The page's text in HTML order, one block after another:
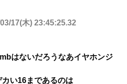
17(木) 23:45:25.32
はないだろうなあイヤホンジ
い16まであるのは